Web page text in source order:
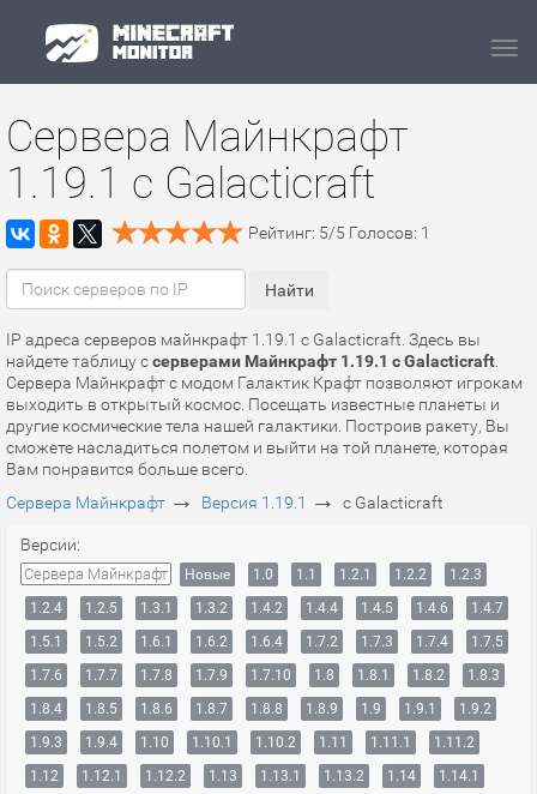
Сервера Майнкрафт
1.19.1 с Galacticraft
Рейтинг: 5/5 Голосов: 1
IP адреса серверов майнкрафт 1.19.1 с Galacticraft. Здесь вы
найдете таблицу ссерверами Майнкрафт 1.19.1 с Galacticraft
Сервера Майнкрафт с модом Галактик Крафт позволяют игрокам
выходить в открытый космос. Посещать известные планеты и
другие космические тела нашей галактики. Построив ракету, Вы
сможете насладиться полетом и выйти на той планете, которая
Вам понравится больше всего.
Сервера Майнкрафт → Версия 1.19.1 → с Galacticraft
Версии:
Сервера Майнкрафт Новые 1.0 1.1 1.2.1 1.2.2
1.2.3
1.2.4
1.2.5 1.3.1 1.3.2 1.4.2 1.4.4 1.4.5 1.4.6
1.4.7
1.5.1
1.5.2 1.6.1 1.6.2 1.6.4 1.7.2 1.7.3 1.7.4
1.7.5
1.7.6
1.7.7 1.7.8 1.7.9 1.7.10 1.8 1.8.1 1.8.2
1.8.3
1.8.4
1.8.5 1.8.6 1.8.7 1.8.8 1.8.9 1.9 1.9.1
1.9.2
1.9.3
1.9.4 1.10 1.10.1 1.10.2 1.11 1.11.1
1.11.2
1.12
1.12.1 1.12.2 1.13 1.13.1 1.13.2 1.14
1.14.1